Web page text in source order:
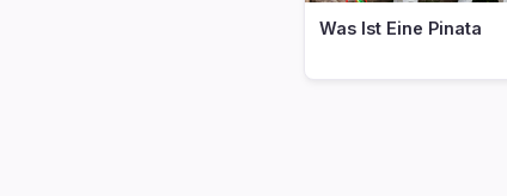
Was Ist Eine Pinata